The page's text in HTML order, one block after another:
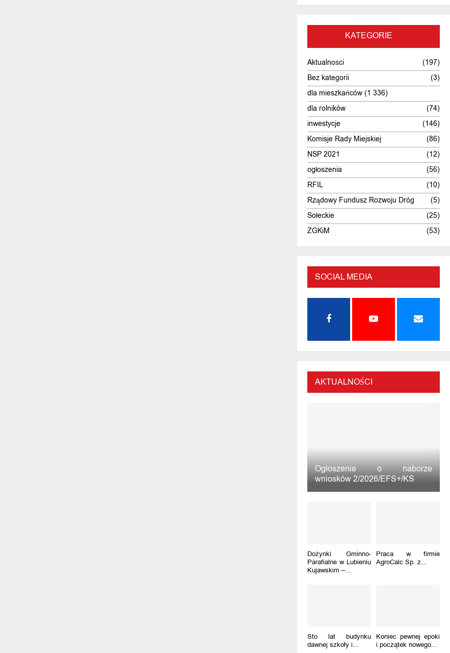
KATEGORIE
Aktualności
(197)
Bez kategorii
(3)
dla mieszkańców (1 336)
dla rolników
(74)
inwestycje
(146)
Komisje Rady Miejskiej
(86)
NSP 2021
(12)
ogłoszenia
(56)
RFIL
(10)
Rządowy Fundusz Rozwoju Dróg
(5)
Sołeckie
(25)
ZGKiM
(53)
SOCIAL MEDIA
AKTUALNOŚCI
Ogłoszenie o naborze
wniosków 2/2026/EFS+/KS
Dożynki Gminno-
Parafialne w Lubieniu
Kujawskim –...
Praca w firmie
AgroCalc Sp. z...
Sto lat budynku
dawnej szkoły i...
Koniec pewnej epoki
i początek nowego...